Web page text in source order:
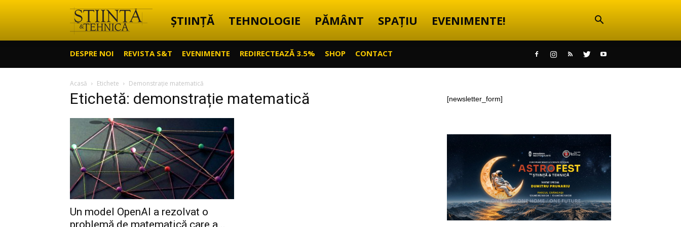
Știință
Tehnică
ȘTIINȚĂ TEHNOLOGIE PĂMÂNT SPAȚIU EVENIMENTE!
DESPRE NOI REVISTA S&T EVENIMENTE REDIRECTEAZĂ 3.5% SHOP CONTACT
Acasă Etichete Demonstrație matematică
Etichetă: demonstrație matematică
Un model OpenAI a rezolvat o
problemă de matematică care a...
[newsletter_form]